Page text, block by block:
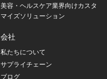
美容・ヘルスケア業界向けカスタ
マイズソリューション
会社
私たちについて
サプライチェーン
ブログ